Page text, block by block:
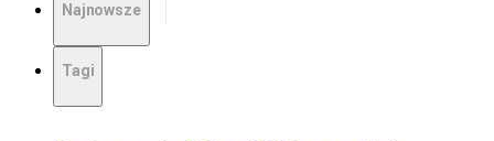
Najnowsze
Tagi